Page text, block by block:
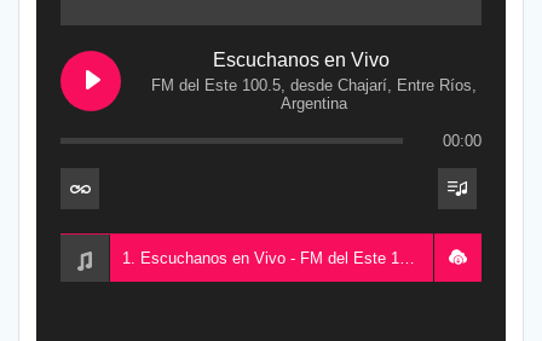
Escuchanos en Vivo
FM del Este 100.5, desde Chajarí, Entre Ríos,
Argentina
00:00